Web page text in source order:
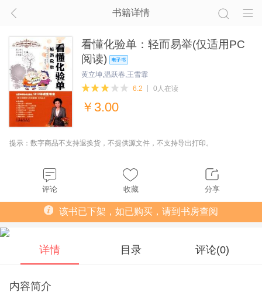
书籍详情
看懂化验单：轻而易举(仅适用PC
阅读)
黄立坤,温跃春,王雪霏
6.2
0人在读
￥ 3.00
提示：数字商品不支持退换货，不提供源文件，不支持导出打印。
评论 收藏 分享
该书已下架，如已购买，请到书房查阅
详情 目录 评论(0)
内容简介